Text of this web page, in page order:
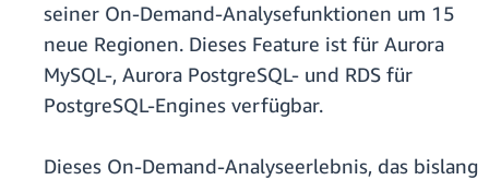
seiner On-Demand-Analysefunktionen um 15
neue Regionen. Dieses Feature ist für Aurora
MySQL-, Aurora PostgreSQL- und RDS für
PostgreSQL-Engines verfügbar.
Dieses On-Demand-Analyseerlebnis, das bislang